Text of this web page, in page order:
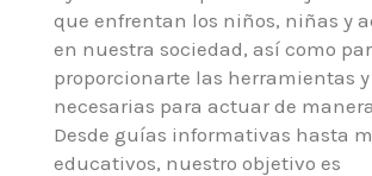
que enfrentan los niños, niñas y
en nuestra sociedad, así como
proporcionarte las herramientas
necesarias para actuar de
Desde guías informativas hasta
educativos, nuestro objetivo es